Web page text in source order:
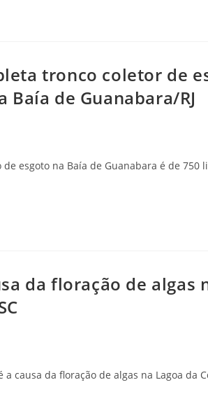
tronco coletor de
Baía de Guanabara/RJ
esgoto na Baía de Guanabara é de
da floração de algas
a causa da floração de algas na Lagoa da